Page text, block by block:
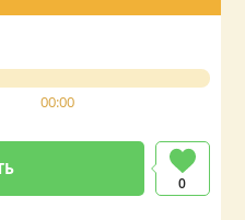
00:00
0